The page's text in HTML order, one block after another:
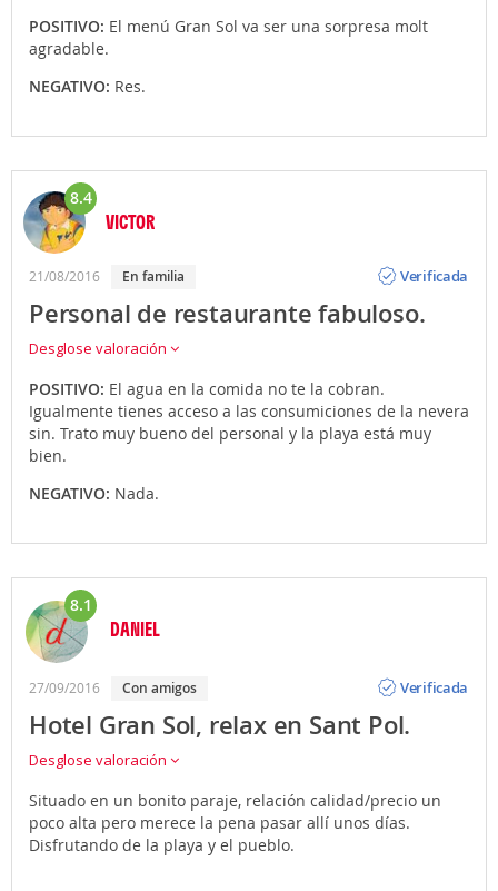
POSITIVO: El menú Gran Sol va ser una sorpresa molt
agradable.
NEGATIVO: Res.
8.4
VICTOR
21/08/2016 En familia
Verificada
Personal de restaurante fabuloso.
Desglose valoración
POSITIVO: El agua en la comida no te la cobran.
Igualmente tienes acceso a las consumiciones de la nevera
sin. Trato muy bueno del personal y la playa está muy
bien.
NEGATIVO: Nada.
8.1
DANIEL
27/09/2016 Con amigos
Verificada
Hotel Gran Sol, relax en Sant Pol.
Desglose valoración
Situado en un bonito paraje, relación calidad/precio un
poco alta pero merece la pena pasar allí unos días.
Disfrutando de la playa y el pueblo.